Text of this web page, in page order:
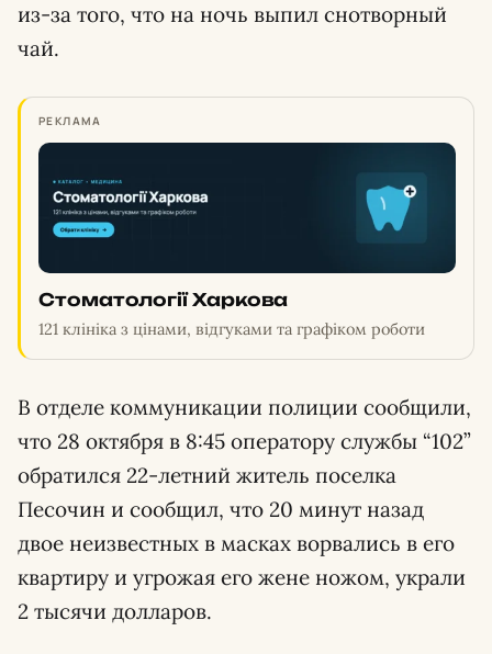
из-за того, что на ночь выпил снотворный
чай.
РЕКЛАМА
Стоматології Харкова
121 клініка з цінами, відгуками та графіком роботи
В отделе коммуникации полиции сообщили,
что 28 октября в 8:45 оператору службы “102”
обратился 22-летний житель поселка
Песочин и сообщил, что 20 минут назад
двое неизвестных в масках ворвались в его
квартиру и угрожая его жене ножом, украли
2 тысячи долларов.